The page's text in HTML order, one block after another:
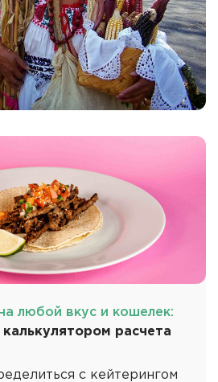
любой вкус и кошелек:
калькулятором расчета
с кейтерингом